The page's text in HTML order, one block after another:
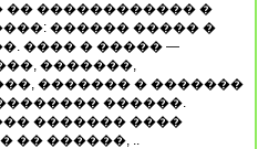
�� ������������ �
������ ����� �
���� � ����� —
�������,
������� � �������
������.
������� ����
�� ������, ..